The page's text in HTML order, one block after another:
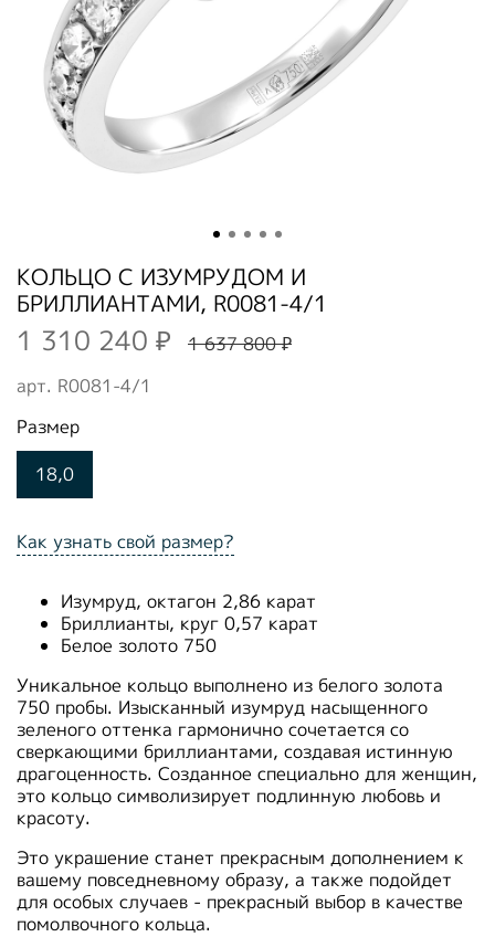
арт. R0081-4/1
КОЛЬЦО С ИЗУМРУДОМ И
БРИЛЛИАНТАМИ, R0081-4/1
1 310 240 ₽ 1 637 800 ₽
Как узнать свой размер?
Размер
18,0
Изумруд, октагон 2,86 карат
Бриллианты, круг 0,57 карат
Белое золото 750
Уникальное кольцо выполнено из белого золота
750 пробы. Изысканный изумруд насыщенного
зеленого оттенка гармонично сочетается со
сверкающими бриллиантами, создавая истинную
драгоценность. Созданное специально для женщин,
это кольцо символизирует подлинную любовь и
красоту.
Это украшение станет прекрасным дополнением к
вашему повседневному образу, а также подойдет
для особых случаев - прекрасный выбор в качестве
помолвочного кольца.